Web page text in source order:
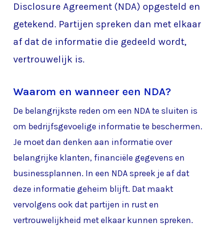
Disclosure Agreement (NDA) opgesteld en
getekend. Partijen spreken dan met elkaar
af dat de informatie die gedeeld wordt,
vertrouwelijk is.
Waarom en wanneer een NDA?
De belangrijkste reden om een NDA te sluiten is
om bedrijfsgevoelige informatie te beschermen.
Je moet dan denken aan informatie over
belangrijke klanten, financiële gegevens en
businessplannen. In een NDA spreek je af dat
deze informatie geheim blijft. Dat maakt
vervolgens ook dat partijen in rust en
vertrouwelijkheid met elkaar kunnen spreken.